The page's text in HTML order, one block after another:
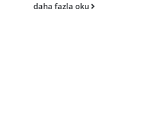
daha fazla oku